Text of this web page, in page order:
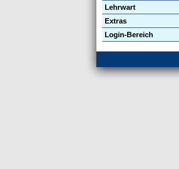
Lehrwart
Extras
Login-Bereich